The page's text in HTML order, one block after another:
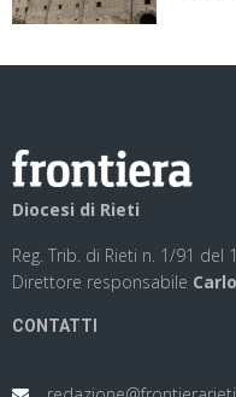
Diocesi di Rieti
Reg. Trib. di Rieti n. 1/91 del
Direttore responsabile
CONTATTI